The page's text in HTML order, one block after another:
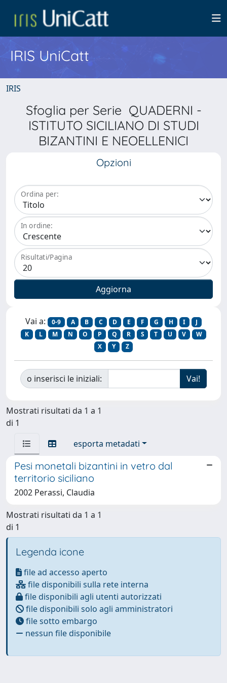
IRIS UniCatt
IRIS
Sfoglia per Serie QUADERNI -
ISTITUTO SICILIANO DI STUDI
BIZANTINI E NEOELLENICI
Opzioni
Ordina per:
In ordine:
Risultati/Pagina
Vai a: 0-9 A B C D E F G H I
J
K
L M N O P Q R S T U V
W
X
Y Z
o inserisci le iniziali:
Mostrati risultati da 1 a 1
di 1
esporta metadati
Pesi monetali bizantini in vetro dal
territorio siciliano
2002 Perassi, Claudia
Mostrati risultati da 1 a 1
di 1
Legenda icone
file ad accesso aperto
file disponibili sulla rete interna
file disponibili agli utenti autorizzati
file disponibili solo agli amministratori
file sotto embargo
nessun file disponibile